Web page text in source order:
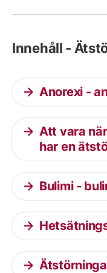
Innehåll -
Anorexi -
Att vara
har en
Bulimi -